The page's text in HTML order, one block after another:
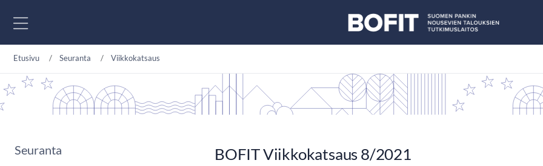
Etusivu Seuranta Viikkokatsaus
Seuranta
BOFIT Viikkokatsaus 8/2021